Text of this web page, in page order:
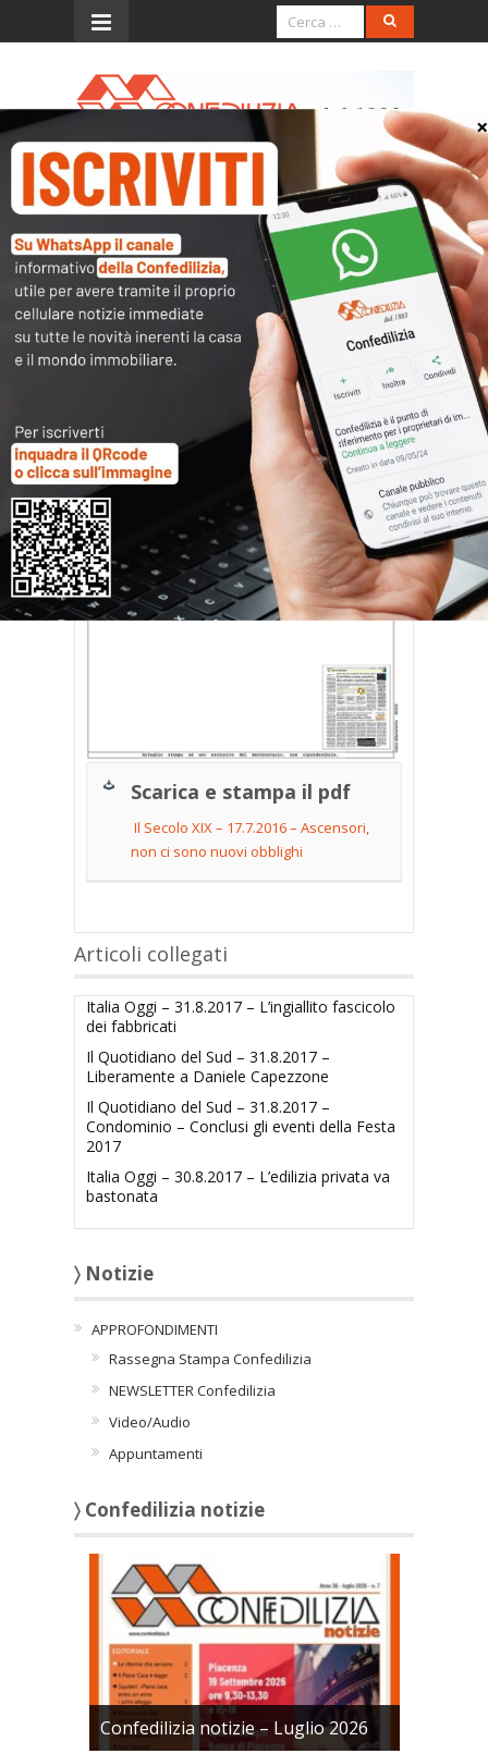
Menu
Il Secolo XIX – 17.7.2016 –
Ascensori, non ci sono
nuovi obblighi
Scarica e stampa il pdf
Il Secolo XIX – 17.7.2016 – Ascensori,
non ci sono nuovi obblighi
Articoli collegati
Italia Oggi – 31.8.2017 – L’ingiallito fascicolo
dei fabbricati
Il Quotidiano del Sud – 31.8.2017 –
Liberamente a Daniele Capezzone
Il Quotidiano del Sud – 31.8.2017 –
Condominio – Conclusi gli eventi della Festa
2017
Italia Oggi – 30.8.2017 – L’edilizia privata va
bastonata
〉 Notizie
APPROFONDIMENTI
Rassegna Stampa Confedilizia
NEWSLETTER Confedilizia
Video/Audio
Appuntamenti
〉 Confedilizia notizie
Confedilizia notizie – Luglio 2026